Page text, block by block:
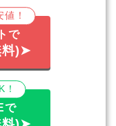
！
で
料)➤
で